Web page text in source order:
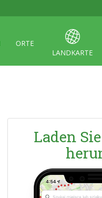
ORTE
LANDKARTE
Laden